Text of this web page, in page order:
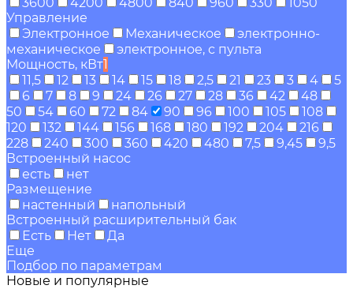
Управление
Электронное
Механическое
электронно-
механическое
электронное, с пульта
Мощность, кВт1
11,5
12 13 14 15 18 2,5 21 23 3 4
5
6
7 8 9 24 26 27 28 36 42
48
50
54 60 72 84 90 96 100 105
108
120
132 144 156 168 180 192 204
216
228
240 300 360 420 480 7,5 9,45
9,5
Встроенный насос
есть
нет
Размещение
настенный
напольный
Встроенный расширительный бак
Есть
Нет
Да
Еще
Подбор по параметрам
Новые и популярные